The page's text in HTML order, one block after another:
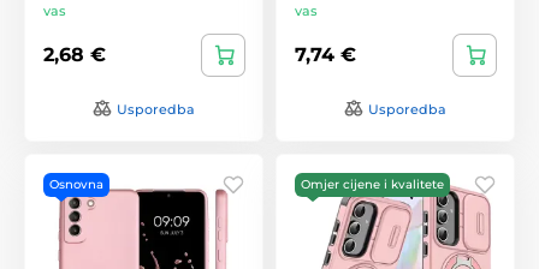
vas
2,68 €
Usporedba
vas
7,74 €
Usporedba
Osnovna Omjer cijene i kvalitete